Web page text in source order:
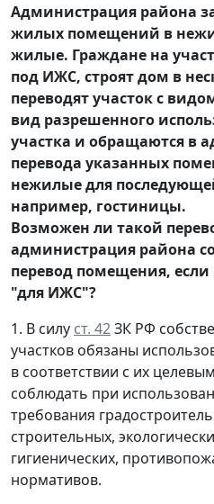
Администрация района
жилых помещений в
жилые. Граждане на
под ИЖС, строят дом в
переводят участок с
вид разрешенного
участка и обращаются в
перевода указанных
нежилые для
например, гостиницы.
Возможен ли такой
администрация района
перевод помещения,
"для ИЖС"?
1. В силу ст. 42ЗК РФ
участков обязаны
в соответствии с их
соблюдать при
требования
строительных,
гигиенических,
нормативов.